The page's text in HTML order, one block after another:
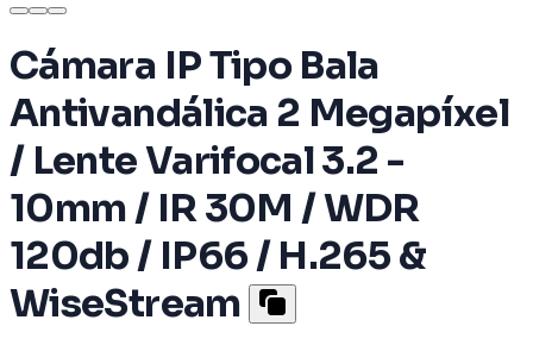
Cámara IP Tipo Bala
Antivandálica 2 Megapíxel
/ Lente Varifocal 3.2 -
10mm / IR 30M / WDR
120db / IP66 / H.265 &
WiseStream